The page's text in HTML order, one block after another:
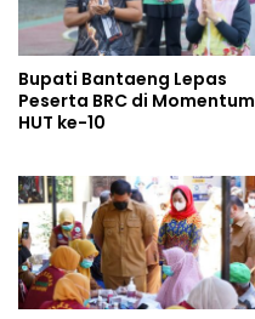
Bupati Bantaeng Lepas
Peserta BRC di Momentum
HUT ke-10